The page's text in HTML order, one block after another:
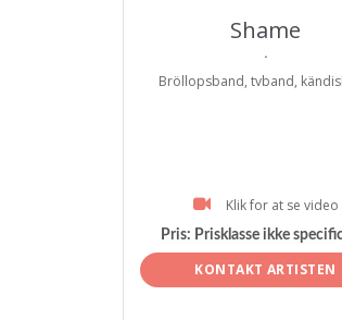
Shame
.
Bröllopsband, tvband,
Klik for at se video
Pris: Prisklasse ikke
KONTAKT ARTISTEN